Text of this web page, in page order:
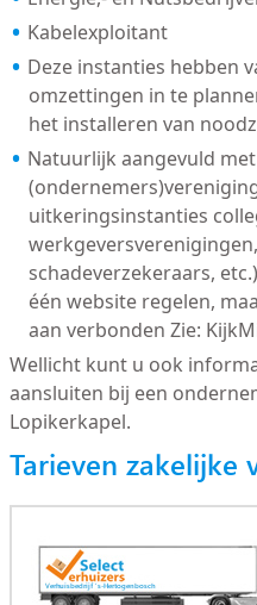
Kabelexploitant
Deze instanties hebben
omzettingen in te
het installeren van
Natuurlijk aangevuld
uitkeringsinstanties
schadeverzekeraars,
één website regelen,
aan verbonden Zie:
Wellicht kunt u ook
aansluiten bij een
Lopikerkapel.
Tarieven zakelijke